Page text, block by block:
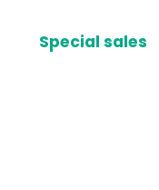
Special sales